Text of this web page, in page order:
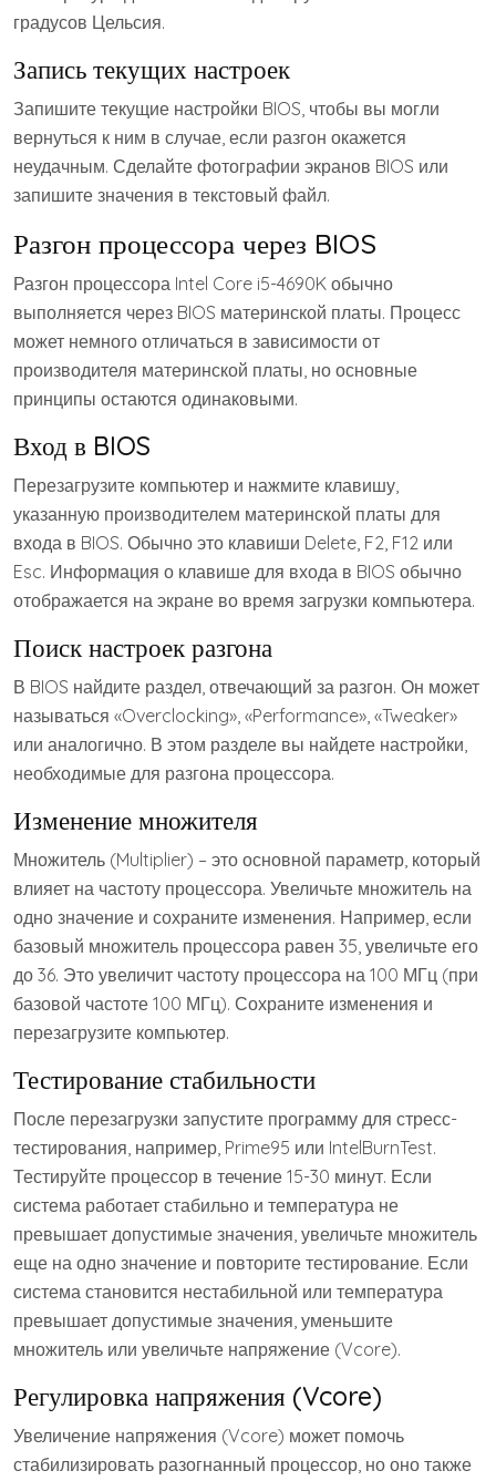
градусов Цельсия.
Запись текущих настроек
Запишите текущие настройки BIOS, чтобы вы могли
вернуться к ним в случае, если разгон окажется
неудачным. Сделайте фотографии экранов BIOS или
запишите значения в текстовый файл.
Разгон процессора через BIOS
Разгон процессора Intel Core i5-4690K обычно
выполняется через BIOS материнской платы. Процесс
может немного отличаться в зависимости от
производителя материнской платы, но основные
принципы остаются одинаковыми.
Вход в BIOS
Перезагрузите компьютер и нажмите клавишу,
указанную производителем материнской платы для
входа в BIOS. Обычно это клавиши Delete, F2, F12 или
Esc. Информация о клавише для входа в BIOS обычно
отображается на экране во время загрузки компьютера.
Поиск настроек разгона
В BIOS найдите раздел, отвечающий за разгон. Он может
называться «Overclocking», «Performance», «Tweaker»
или аналогично. В этом разделе вы найдете настройки,
необходимые для разгона процессора.
Изменение множителя
Множитель (Multiplier) – это основной параметр, который
влияет на частоту процессора. Увеличьте множитель на
одно значение и сохраните изменения. Например, если
базовый множитель процессора равен 35, увеличьте его
до 36. Это увеличит частоту процессора на 100 МГц (при
базовой частоте 100 МГц). Сохраните изменения и
перезагрузите компьютер.
Тестирование стабильности
После перезагрузки запустите программу для стресс-
тестирования, например, Prime95 или IntelBurnTest.
Тестируйте процессор в течение 15-30 минут. Если
система работает стабильно и температура не
превышает допустимые значения, увеличьте множитель
еще на одно значение и повторите тестирование. Если
система становится нестабильной или температура
превышает допустимые значения, уменьшите
множитель или увеличьте напряжение (Vcore).
Регулировка напряжения (Vcore)
Увеличение напряжения (Vcore) может помочь
стабилизировать разогнанный процессор, но оно также